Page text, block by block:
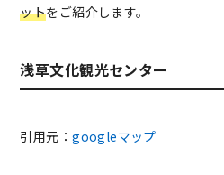
ットをご紹介します。
浅草文化観光センター
引用元：googleマップ